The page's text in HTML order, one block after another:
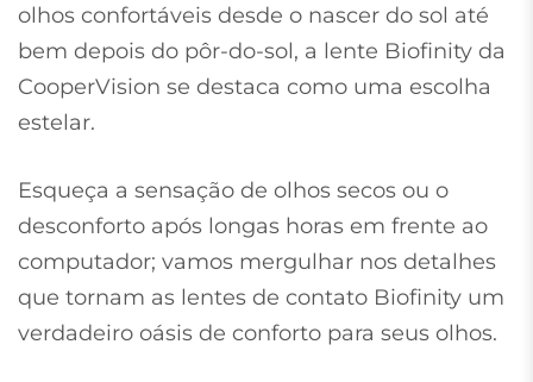
olhos confortáveis desde o nascer do sol até
bem depois do pôr-do-sol, a lente Biofinity da
CooperVision se destaca como uma escolha
estelar.
Esqueça a sensação de olhos secos ou o
desconforto após longas horas em frente ao
computador; vamos mergulhar nos detalhes
que tornam as lentes de contato Biofinity um
verdadeiro oásis de conforto para seus olhos.